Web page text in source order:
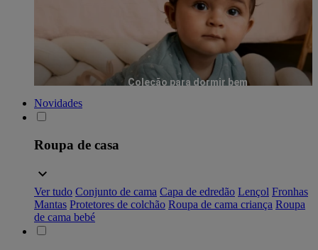
Coleção para dormir bem
Novidades
Roupa de casa
Ver tudo Conjunto de cama Capa de edredão Lençol Fronhas
Mantas Protetores de colchão Roupa de cama criança Roupa
de cama bebé